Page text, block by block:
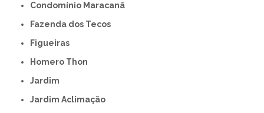
Condomínio Maracanã
Fazenda dos Tecos
Figueiras
Homero Thon
Jardim
Jardim Aclimação